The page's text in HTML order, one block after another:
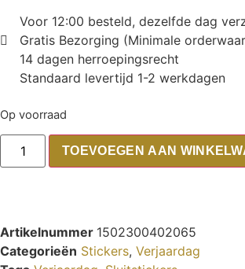
Voor 12:00 besteld, dezelfde dag
Gratis Bezorging (Minimale
14 dagen herroepingsrecht
Standaard levertijd 1-2 werkdagen
Op voorraad
TOEVOEGEN AAN
Artikelnummer 1502300402065
Categorieën Stickers, Verjaardag